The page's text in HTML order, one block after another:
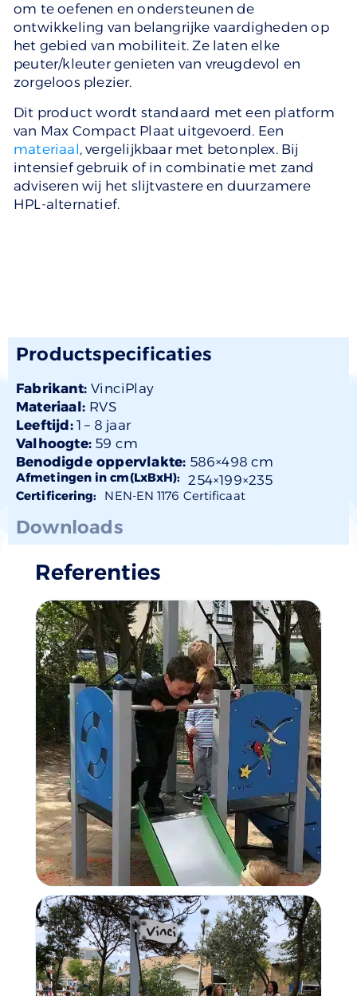
om te oefenen en ondersteunen de
ontwikkeling van belangrijke vaardigheden op
het gebied van mobiliteit. Ze laten elke
peuter/kleuter genieten van vreugdevol en
zorgeloos plezier.
Dit product wordt standaard met een platform
van Max Compact Plaat uitgevoerd. Een
materiaal, vergelijkbaar met betonplex. Bij
intensief gebruik of in combinatie met zand
adviseren wij het slijtvastere en duurzamere
HPL-alternatief.
Productspecificaties
Fabrikant:VinciPlay
Materiaal: RVS
Leeftijd:1 – 8 jaar
Valhoogte: 59 cm
Benodigde oppervlakte: 586×498 cm
Afmetingen in cm(LxBxH): 254×199×235
Certificering: NEN-EN 1176 Certificaat
Downloads
Referenties